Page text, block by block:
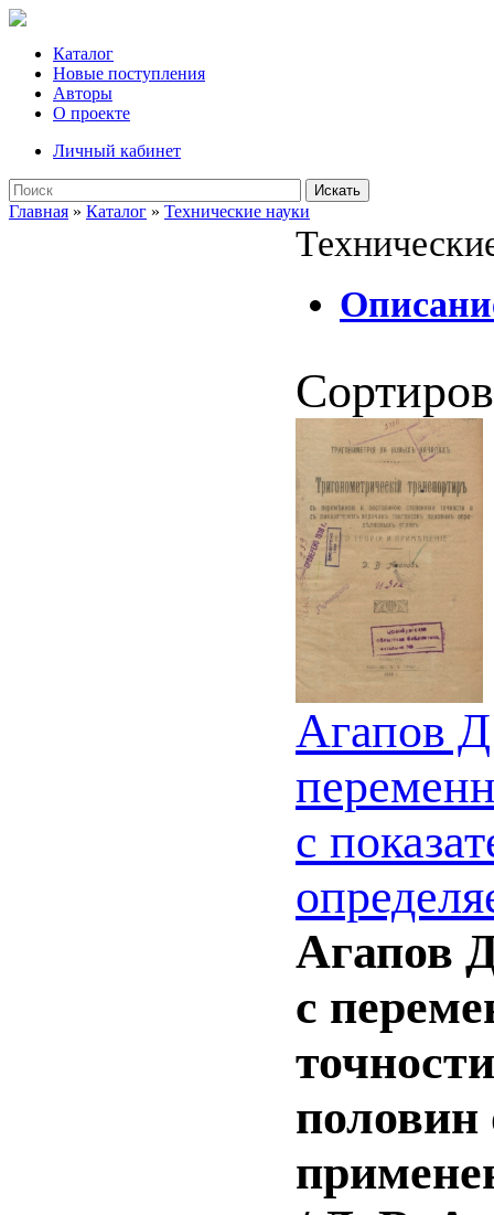
Каталог
Новые поступления
Авторы
О проекте
Личный кабинет
Искать
Главная » Каталог » Технические науки
Агапов
с
Агапов
с
половин